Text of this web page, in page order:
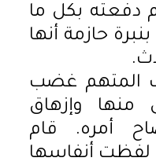
دفعته بكل ما
حازمة أنها
المتهم غضب
منها وإزهاق
أمره. قام
لفظت أنفاسها